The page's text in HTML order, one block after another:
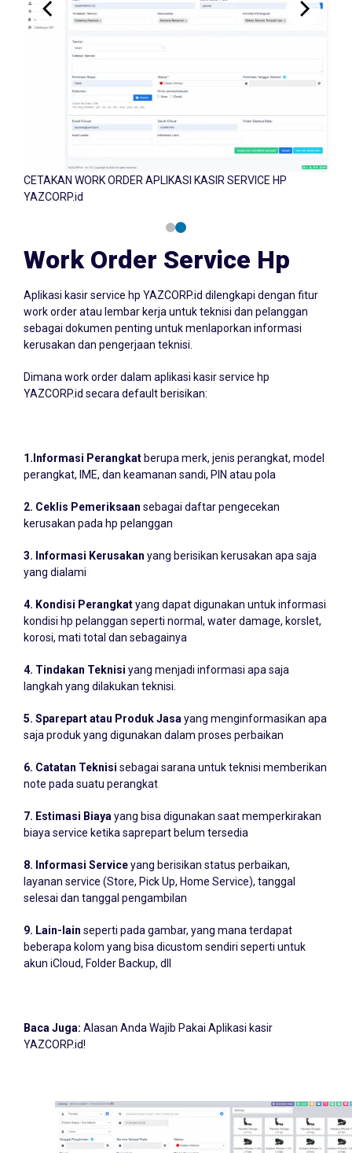
ORDER APLIKASI KASIR SERVICE HP
CETAKAN WORK
Work Order Service Hp
Aplikasi kasir service hp YAZCORP.id dilengkapi dengan fitur
work order atau lembar kerja untuk teknisi dan pelanggan
sebagai dokumen penting untuk menlaporkan informasi
kerusakan dan pengerjaan teknisi.
Dimana work order dalam aplikasi kasir service hp
YAZCORP.id secara default berisikan:
1.Informasi Perangkatberupa merk, jenis perangkat, model
perangkat, IME, dan keamanan sandi, PIN atau pola
2. Ceklis Pemeriksaan sebagai daftar pengecekan
kerusakan pada hp pelanggan
3. Informasi Kerusakan yang berisikan kerusakan apa saja
yang dialami
4. Kondisi Perangkatyang dapat digunakan untuk informasi
kondisi hp pelanggan seperti normal, water damage, korslet,
korosi, mati total dan sebagainya
4. Tindakan Teknisi yang menjadi informasi apa saja
langkah yang dilakukan teknisi.
5. Sparepart atau Produk Jasa yang menginformasikan apa
saja produk yang digunakan dalam proses perbaikan
6. Catatan Teknisi sebagai sarana untuk teknisi memberikan
note pada suatu perangkat
7. Estimasi Biaya yang bisa digunakan saat memperkirakan
biaya service ketika saprepart belum tersedia
8. Informasi Serviceyang berisikan status perbaikan,
layanan service (Store, Pick Up, Home Service), tanggal
selesai dan tanggal pengambilan
9. Lain-lain seperti pada gambar, yang mana terdapat
beberapa kolom yang bisa dicustom sendiri seperti untuk
akun iCloud, Folder Backup, dll
Baca Juga: Alasan Anda Wajib Pakai Aplikasi kasir
YAZCORP.id!